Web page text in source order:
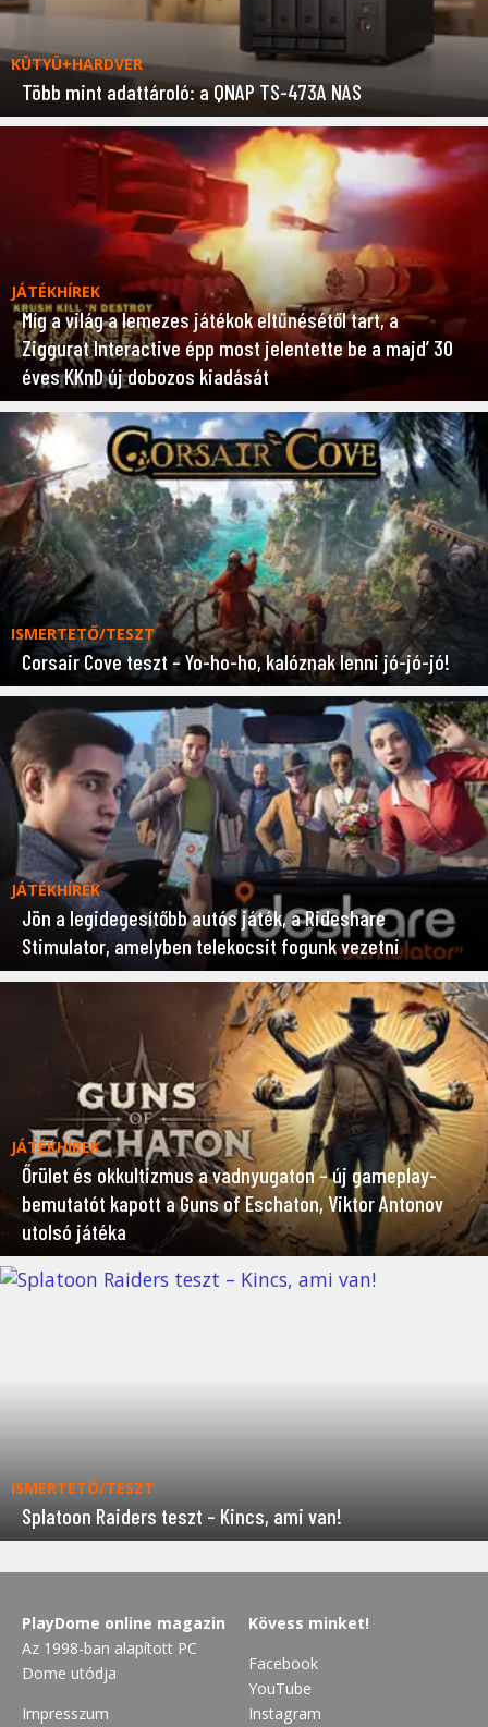
KÜTYÜ+HARDVER
Több mint adattároló: a QNAP TS-473A NAS
JÁTÉKHÍREK
Míg a világ a lemezes játékok eltűnésétől tart, a
Ziggurat Interactive épp most jelentette be a majd’ 30
éves KKnD új dobozos kiadását
ISMERTETŐ/TESZT
Corsair Cove teszt – Yo-ho-ho, kalóznak lenni jó-jó-jó!
JÁTÉKHÍREK
Jön a legidegesítőbb autós játék, a Rideshare
Stimulator, amelyben telekocsit fogunk vezetni
JÁTÉKHÍREK
Őrület és okkultizmus a vadnyugaton – új gameplay-
bemutatót kapott a Guns of Eschaton, Viktor Antonov
utolsó játéka
ISMERTETŐ/TESZT
Splatoon Raiders teszt – Kincs, ami van!
PlayDome online magazin
Az 1998-ban alapított PC
Dome utódja
Impresszum
Kövess minket!
Facebook
YouTube
Instagram